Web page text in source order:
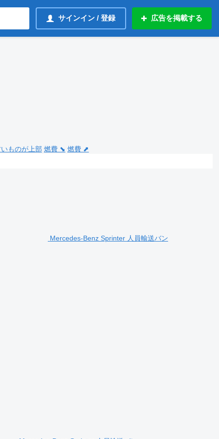
サインイン / 登録 広告を掲載する
ものが上部 燃費 ⬊ 燃費 ⬈
Mercedes-Benz Sprinter 人員輸送バン